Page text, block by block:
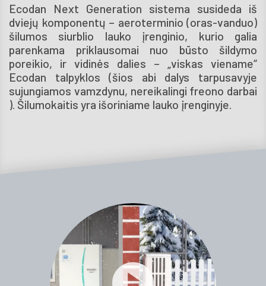
Ecodan Next Ge­neration sistema susideda iš
dviejų komponentų – aeroterminio (oras-vanduo)
šilumos siurblio lauko įrenginio, kurio galia
parenkama priklausomai nuo būsto šildymo
poreikio, ir vidinės dalies – „viskas viename“
Ecodan talpyklos (šios abi dalys tarpusavyje
sujungiamos vamzdynu, nereikalingi freono darbai
). Šilumokaitis yra išoriniame lauko įrenginyje.